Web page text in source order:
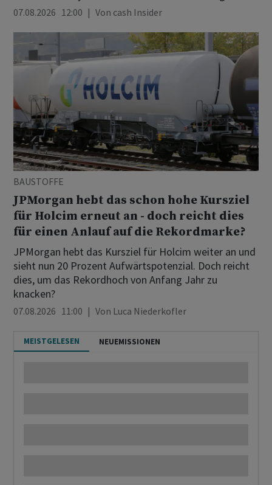
07.08.2026 12:00 Von cash Insider
BAUSTOFFE
JPMorgan hebt das schon hohe Kursziel
für Holcim erneut an - doch reicht dies
für einen Anlauf auf die Rekordmarke?
JPMorgan hebt das Kursziel für Holcim weiter an und
sieht nun 20 Prozent Aufwärtspotenzial. Doch reicht
dies, um das Rekordhoch von Anfang Jahr zu
knacken?
07.08.2026 11:00 Von Luca Niederkofler
MEISTGELESEN NEUEMISSIONEN